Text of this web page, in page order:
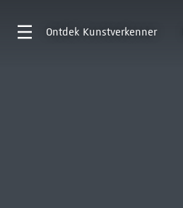
Ontdek Kunstverkenner